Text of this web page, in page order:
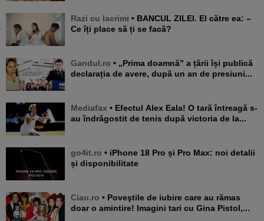
Razi cu lacrimi • BANCUL ZILEI. El către ea: –
Ce îți place să ți se facă?
Gandul.ro • „Prima doamnă” a țării își publică
declarația de avere, după un an de presiuni...
Mediafax • Efectul Alex Eala! O tară întreagă s-
au îndrăgostit de tenis după victoria de la...
go4it.ro • iPhone 18 Pro și Pro Max: noi detalii
și disponibilitate
Ciao.ro • Poveştile de iubire care au rămas
doar o amintire! Imagini tari cu Gina Pistol,...